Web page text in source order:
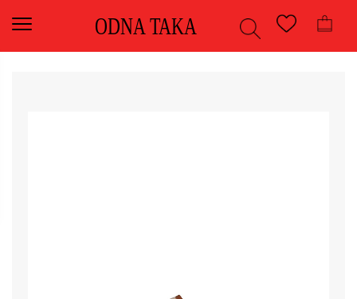
ODNA TAKA